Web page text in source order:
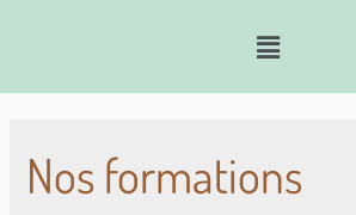
Nos formations